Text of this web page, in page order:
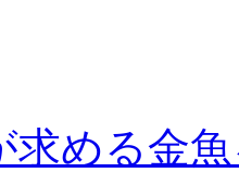
求める金